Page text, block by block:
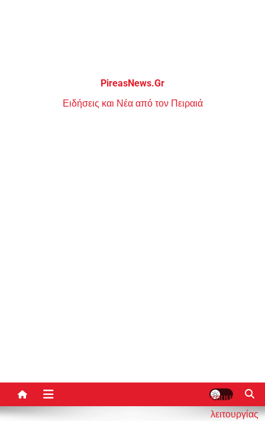
PireasNews.Gr
Ειδήσεις και Νέα από τον Πειραιά
κουμπί
λειτουργίας